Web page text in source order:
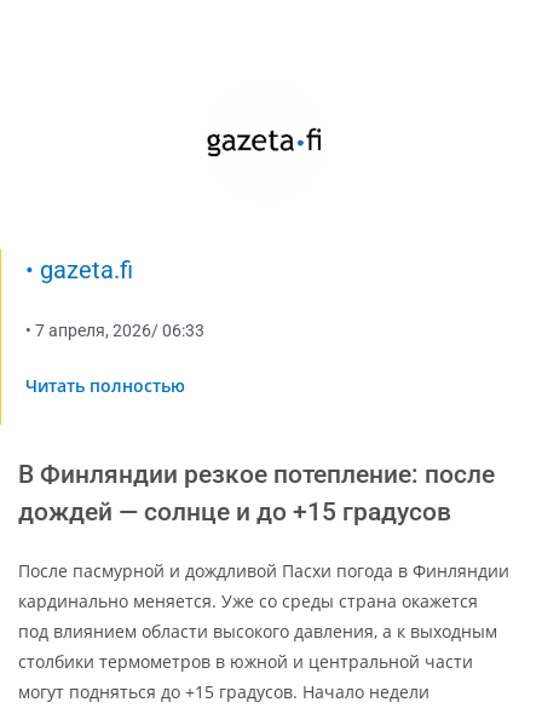
• gazeta.fi
• 7 апреля, 2026/06:33
Читать полностью
В Финляндии резкое потепление: после
дождей — солнце и до +15 градусов
После пасмурной и дождливой Пасхи погода в Финляндии
кардинально меняется. Уже со среды страна окажется
под влиянием области высокого давления, а к выходным
столбики термометров в южной и центральной части
могут подняться до +15 градусов. Начало недели